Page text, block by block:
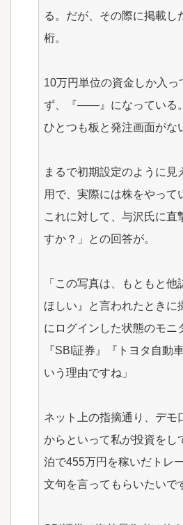
る。だが、その際に掲載
桁。
10万円単位の資金しか入
ず、『――』になっている
ひとつも板と発注画面がな
まるで初期設定のように
用で、実際には株をやって
これに対して、与沢氏に
すか？」との回答が。
「この写真は、もともと
ほしい』と言われたときに
にログインした状態のモニ
『SBI証券』『トヨタ自動
いう理由ですね」
ネット上の指摘通り、デモ
からといって私が投資をし
泊で455万円を稼いだトレ
文句を言ってもらいたいで